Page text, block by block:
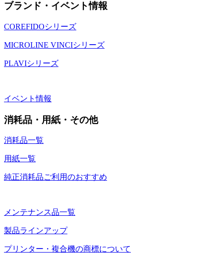
ブランド・イベント情報
COREFIDOシリーズ
MICROLINE VINCIシリーズ
PLAVIシリーズ
イベント情報
消耗品・用紙・その他
消耗品一覧
用紙一覧
純正消耗品ご利用のおすすめ
メンテナンス品一覧
製品ラインアップ
プリンター・複合機の商標について